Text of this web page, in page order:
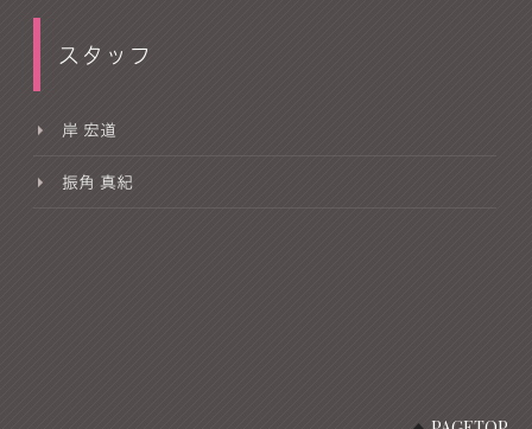
スタッフ
岸 宏道
振角 真紀